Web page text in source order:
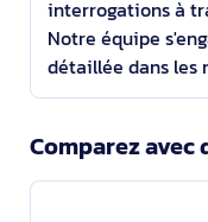
interrogations à
Notre équipe
détaillée dans les
Comparez